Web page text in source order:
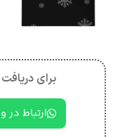
برای
ارتباط